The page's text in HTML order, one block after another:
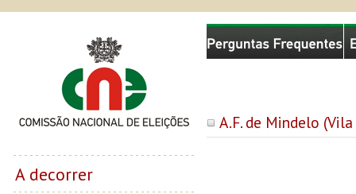
A.F. de Mindelo
Comissão Nacional de Eleições
A decorrer